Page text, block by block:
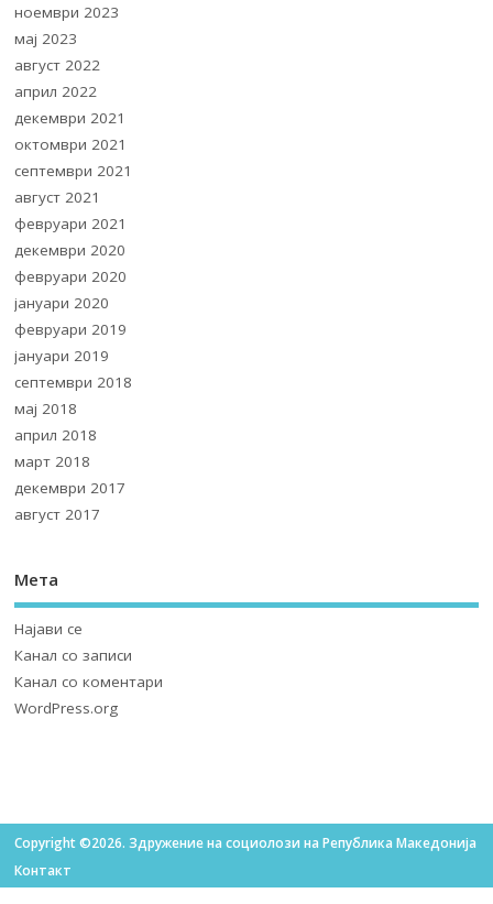
ноември 2023
мај 2023
август 2022
април 2022
декември 2021
октомври 2021
септември 2021
август 2021
февруари 2021
декември 2020
февруари 2020
јануари 2020
февруари 2019
јануари 2019
септември 2018
мај 2018
април 2018
март 2018
декември 2017
август 2017
Мета
Најави се
Канал со записи
Канал со коментари
WordPress.org
Copyright ©2026. Здружение на социолози на Република Македонија
Контакт